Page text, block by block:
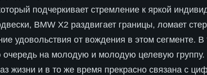
подчеркивает стремление к яркой
BMW X2 раздвигает границы, ломает
удовольствия от вождения в этом сегменте.
на молодую и молодую целевую группу.
жизни и в то же время прекрасно связана с